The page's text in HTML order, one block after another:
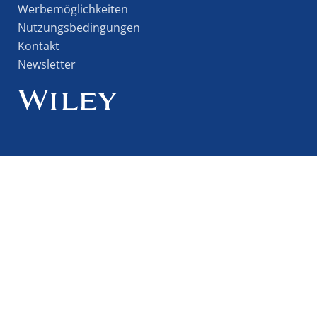
Werbemöglichkeiten
Nutzungsbedingungen
Kontakt
Newsletter